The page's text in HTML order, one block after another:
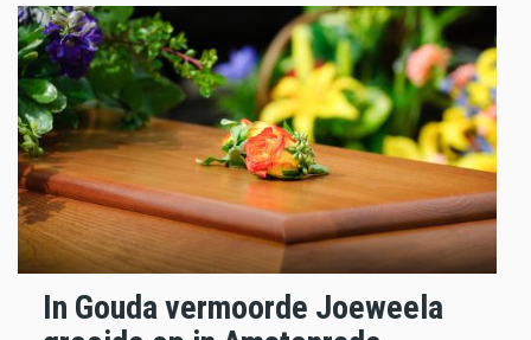
In Gouda vermoorde Joeweela